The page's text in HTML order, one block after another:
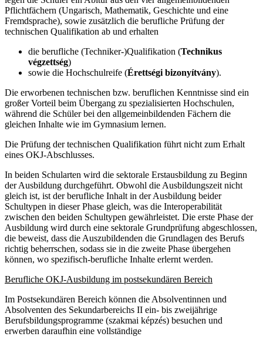
Pflichtfächern (Ungarisch, Mathematik, Geschichte und eine
Fremdsprache), sowie zusätzlich die berufliche Prüfung der
technischen Qualifikation ab und erhalten
die berufliche (Techniker-)Qualifikation (Technikus
végzettség)
sowie die Hochschulreife (Érettségi bizonyítvány).
Die erworbenen technischen bzw. beruflichen Kenntnisse sind ein
großer Vorteil beim Übergang zu spezialisierten Hochschulen,
während die Schüler bei den allgemeinbildenden Fächern die
gleichen Inhalte wie im Gymnasium lernen.
Die Prüfung der technischen Qualifikation führt nicht zum Erhalt
eines OKJ-Abschlusses.
In beiden Schularten wird die sektorale Erstausbildung zu Beginn
der Ausbildung durchgeführt. Obwohl die Ausbildungszeit nicht
gleich ist, ist der berufliche Inhalt in der Ausbildung beider
Schultypen in dieser Phase gleich, was die Interoperabilität
zwischen den beiden Schultypen gewährleistet. Die erste Phase der
Ausbildung wird durch eine sektorale Grundprüfung abgeschlossen,
die beweist, dass die Auszubildenden die Grundlagen des Berufs
richtig beherrschen, sodass sie in die zweite Phase übergehen
können, wo spezifisch-berufliche Inhalte erlernt werden.
Berufliche OKJ-Ausbildung im postsekundären Bereich
Im Postsekundären Bereich können die Absolventinnen und
Absolventen des Sekundarbereichs II ein- bis zweijährige
Berufsbildungsprogramme (szakmai képzés) besuchen und
erwerben daraufhin eine vollständige